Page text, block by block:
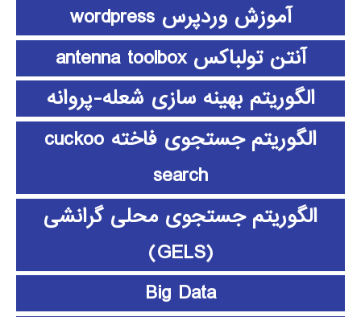
آموزش وردپرس wordpress
آنتن تولباکس antenna toolbox
الگوریتم بهینه سازی شعله-پروانه
الگوریتم جستجوی فاخته cuckoo
search
الگوریتم جستجوی محلی گرانشی
(GELS)
Big Data